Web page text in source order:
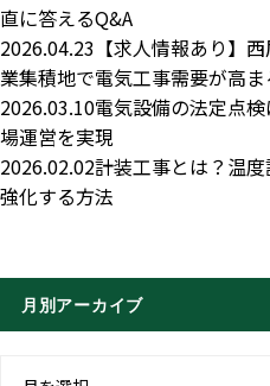
直に答えるQ&A
2026.04.23 【求人情報あり】
業集積地で電気工事需要が高
2026.03.10電気設備の法定点
場運営を実現
2026.02.02計装工事とは？温
強化する方法
月別アーカイブ